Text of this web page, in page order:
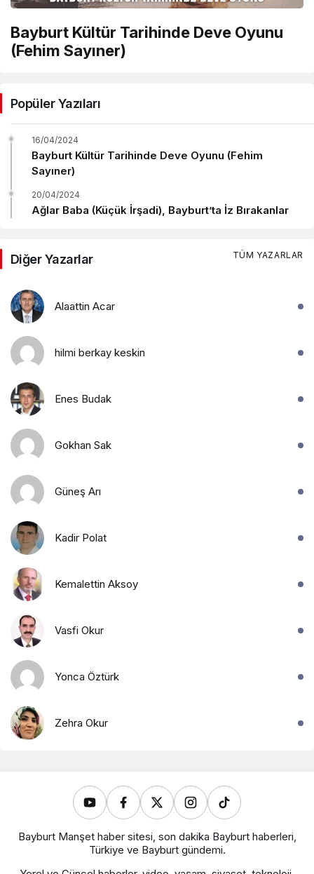
Bayburt Kültür Tarihinde Deve Oyunu
(Fehim Sayıner)
Popüler Yazıları
Bayburt Kültür Tarihinde Deve Oyunu (Fehim
Sayıner)
16/04/2024
Ağlar Baba (Küçük İrşadi), Bayburt’ta İz Bırakanlar
20/04/2024
Diğer Yazarlar TÜM YAZARLAR
Alaattin Acar
hilmi berkay keskin
Enes Budak
Gokhan Sak
Güneş Arı
Kadir Polat
Kemalettin Aksoy
Vasfi Okur
Yonca Öztürk
Zehra Okur
Bayburt Manşet haber sitesi, son dakika Bayburt haberleri,
Türkiye ve Bayburt gündemi.